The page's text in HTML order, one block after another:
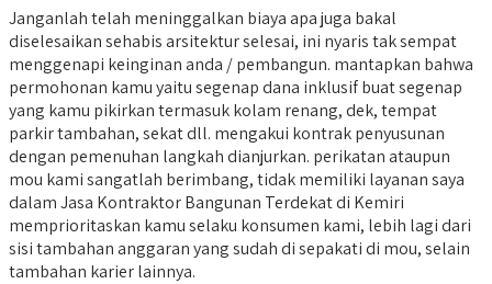
Janganlah telah meninggalkan biaya apa juga bakal
diselesaikan sehabis arsitektur selesai, ini nyaris tak sempat
menggenapi keinginan anda / pembangun. mantapkan bahwa
permohonan kamu yaitu segenap dana inklusif buat segenap
yang kamu pikirkan termasuk kolam renang, dek, tempat
parkir tambahan, sekat dll. mengakui kontrak penyusunan
dengan pemenuhan langkah dianjurkan. perikatan ataupun
mou kami sangatlah berimbang, tidak memiliki layanan saya
dalam Jasa Kontraktor Bangunan Terdekat di Kemiri
memprioritaskan kamu selaku konsumen kami, lebih lagi dari
sisi tambahan anggaran yang sudah di sepakati di mou, selain
tambahan karier lainnya.